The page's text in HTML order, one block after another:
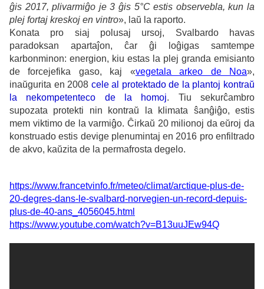
ĝis 2017, plivarmiĝo je 3 ĝis 5°C estis observebla, kun la
plej fortaj kreskoj en vintro», laŭ la raporto.
Konata pro siaj polusaj ursoj, Svalbardo havas
paradoksan apartaĵon, ĉar ĝi loĝigas samtempe
karbonminon: energion, kiu estas la plej granda emisianto
de forcejefika gaso, kaj «vegetala arkeo de Noa»,
inaŭgurita en 2008 cele al protektado de la plantoj kontraŭ
la nekompetenteco de la homoj. Tiu sekurĉambro
supozata protekti nin kontraŭ la klimata ŝanĝiĝo, estis
mem viktimo de la varmiĝo. Ĉirkaŭ 20 milionoj da eŭroj da
konstruado estis devige plenumintaj en 2016 pro enfiltrado
de akvo, kaŭzita de la permafrosta degelo.
https://www.francetvinfo.fr/meteo/climat/arctique-plus-de-
20-degres-dans-le-svalbard-norvegien-un-record-depuis-
plus-de-40-ans_4056045.html
https://www.youtube.com/watch?v=B13uuJEw94Q